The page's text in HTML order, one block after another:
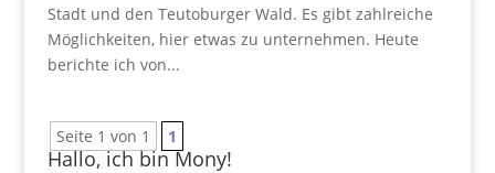
Stadt und den Teutoburger Wald. Es gibt zahlreiche
Möglichkeiten, hier etwas zu unternehmen. Heute
berichte ich von...
Seite 1 von 1 1
Hallo, ich bin Mony!